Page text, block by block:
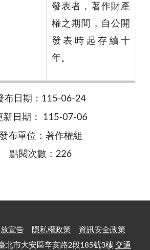
發表者，著作財產
權之期間，自公開
發表時起存續十
年。
布日期：115-06-24
新日期： 115-07-06
布單位：著作權組
點閱次數：226
宣告 隱私權政策
資訊安全政策
北市大安區辛亥路2段185號3樓 交通